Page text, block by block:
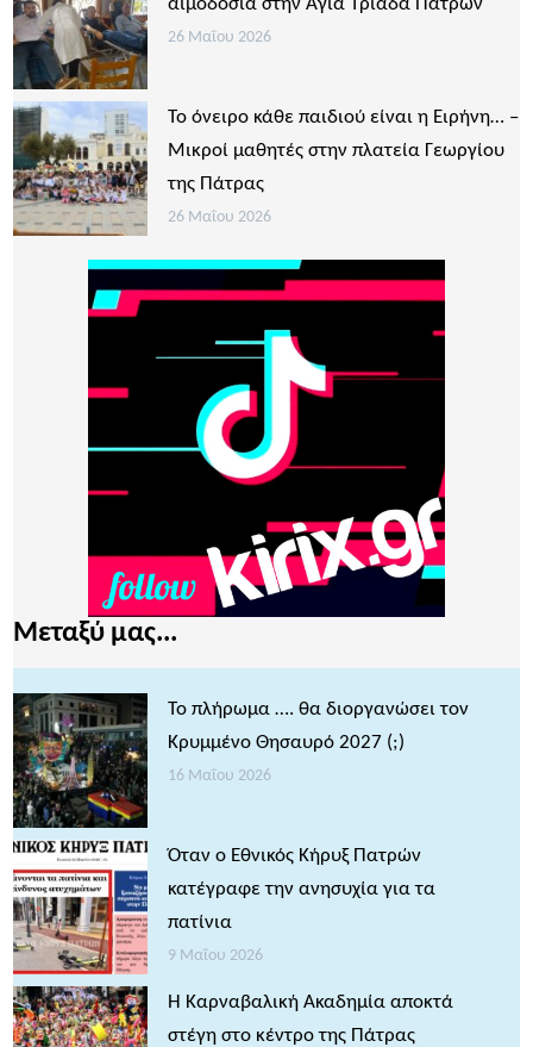
26 Μαΐου 2026
Το όνειρο κάθε παιδιού είναι η Ειρήνη… –
Μικροί μαθητές στην πλατεία Γεωργίου
της Πάτρας
26 Μαΐου 2026
Μεταξύ μας...
Το πλήρωμα …. θα διοργανώσει τον
Κρυμμένο Θησαυρό 2027 (;)
16 Μαΐου 2026
Όταν ο Εθνικός Κήρυξ Πατρών
κατέγραφε την ανησυχία για τα
πατίνια
9 Μαΐου 2026
Η Καρναβαλική Ακαδημία αποκτά
στέγη στο κέντρο της Πάτρας